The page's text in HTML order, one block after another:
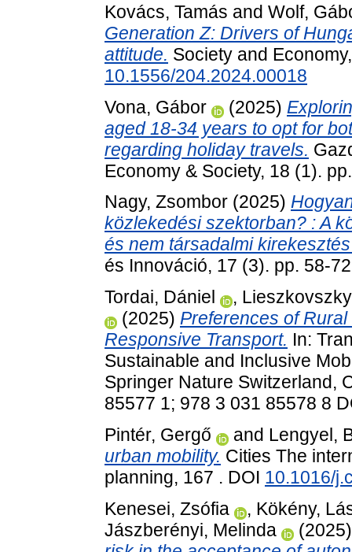
Kovács, Tamás and Wolf,
Generation Z: Drivers of
attitude. Society and
10.1556/204.2024.00018
Vona, Gábor
(2025)
aged 18-34 years to opt for
regarding holiday travels.
Economy & Society, 18 (1).
Nagy, Zsombor (2025)
közlekedési szektorban? : A
és nem társadalmi
és Innováció, 17 (3). pp. 58-
Tordai, Dániel
,
(2025) Preferences of
Responsive Transport. In:
Sustainable and Inclusive
Springer Nature Switzerland,
85577 1; 978 3 031 85578 8
Pintér, Gergő
and Lengyel,
urban mobility. Cities The
planning, 167 . DOI 10.1016/
Kenesei, Zsófia
, Kökény,
Jászberényi, Melinda